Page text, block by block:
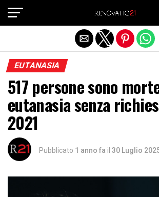
EUTANASIA
517 persone sono
eutanasia senza
2021
Pubblicato 1 anno fa il 30 Luglio
Exit mobile version